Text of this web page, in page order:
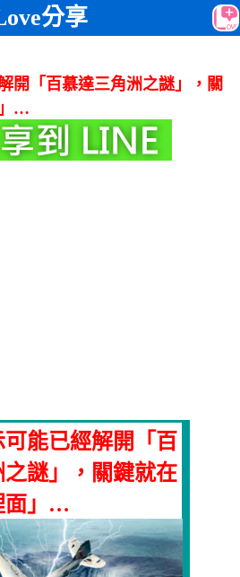
分享
開「百慕達三角洲之謎」，關
…
能已經解開「百
謎」，關鍵就在
面」…